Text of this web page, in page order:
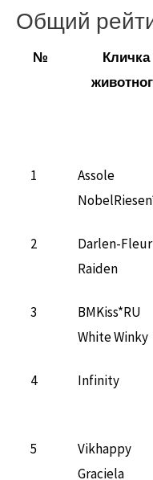
Общий
№
Кличка
1
Assole
2
Darlen-Fleur
Raiden
3
BMKiss*RU
White Winky
4 Infinity
5
Vikhappy
Graciela